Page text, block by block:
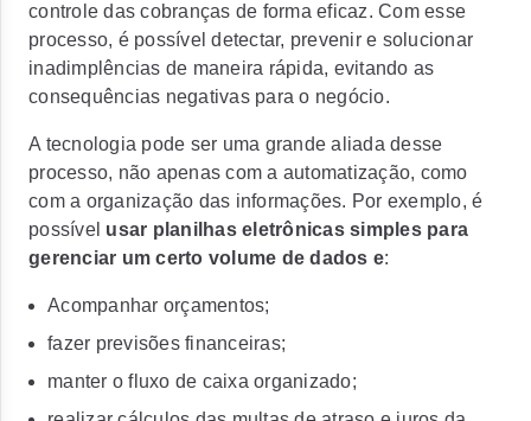
controle das cobranças de forma eficaz. Com esse
processo, é possível detectar, prevenir e solucionar
inadimplências de maneira rápida, evitando as
consequências negativas para o negócio.
A tecnologia pode ser uma grande aliada desse
processo, não apenas com a automatização, como
com a organização das informações. Por exemplo, é
possível usar planilhas eletrônicas simples para
gerenciar um certo volume de dados e:
Acompanhar orçamentos;
fazer previsões financeiras;
manter o fluxo de caixa organizado;